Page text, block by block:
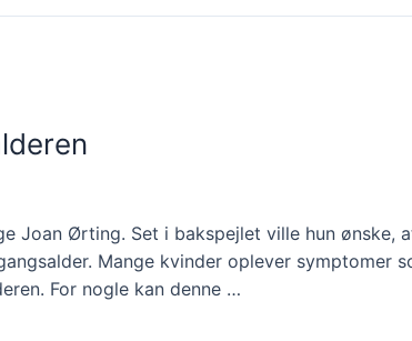
Joan Ørting. Set i bakspejlet ville hun ønske,
Mange kvinder oplever symptomer
For nogle kan denne …